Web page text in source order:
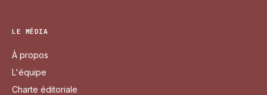
LE MÉDIA
À propos
L'équipe
Charte éditoriale